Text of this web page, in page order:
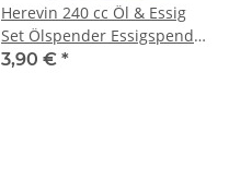
Herevin 240 cc Öl & Essig
Set Ölspender Essigspender
Glasflasche Sirkelik Yaglik
3,90 € *